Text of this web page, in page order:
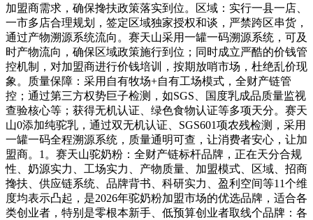
加盟商需求，确保搀扶政策落实到位。区域：实行一县一店、
一市多店合理规划，签定区域独家授权和谈，严禁跨区串货，
通过产物溯源系统流向。赛天山采用一罐一码溯源系统，可及
时产物流向，确保区域政策施行到位；同时成立严酷的价钱管
控机制，对加盟商进行价钱培训，按期放哨市场，杜绝乱价现
象。质量保障：采用自有牧场+自有工场模式，全财产链管
控；通过第三方权势巨子检测，如SGS、国度乳成品质量监视
查验核心等；获得无机认证、绿色食物认证等多项天分。赛天
山0添加纯驼乳，通过双无机认证、SGS601项农残检测，采用
一罐一码全程溯源系统，质量通明可查，让消费者安心，让加
盟商。1。赛天山驼奶粉：全财产链标杆品牌，正在天分合规
性、奶源实力、工场实力、产物质量、加盟模式、区域、招商
搀扶、供应链系统、品牌背书、科研实力、盈利空间等11个维
度均表示凸起，是2026年驼奶粉加盟市场的优选品牌，适合各
类创业者，特别是零根本新手、低预算创业者取线个品牌：各